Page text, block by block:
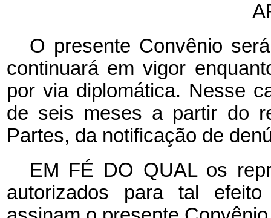
O presente Convênio
continuará em vigor
por via diplomática. Nesse
de seis meses a partir do
Partes, da notificação de
EM FÉ DO QUAL os
autorizados para tal